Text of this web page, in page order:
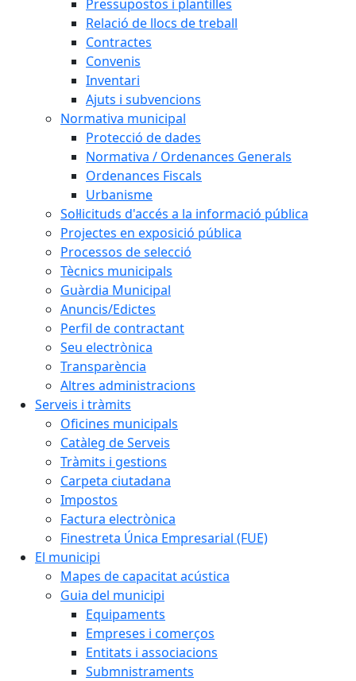
Pressupostos i plantilles
Relació de llocs de treball
Contractes
Convenis
Inventari
Ajuts i subvencions
Normativa municipal
Protecció de dades
Normativa / Ordenances Generals
Ordenances Fiscals
Urbanisme
Sol·licituds d'accés a la informació pública
Projectes en exposició pública
Processos de selecció
Tècnics municipals
Guàrdia Municipal
Anuncis/Edictes
Perfil de contractant
Seu electrònica
Transparència
Altres administracions
Serveis i tràmits
Oficines municipals
Catàleg de Serveis
Tràmits i gestions
Carpeta ciutadana
Impostos
Factura electrònica
Finestreta Única Empresarial (FUE)
El municipi
Mapes de capacitat acústica
Guia del municipi
Equipaments
Empreses i comerços
Entitats i associacions
Submnistraments